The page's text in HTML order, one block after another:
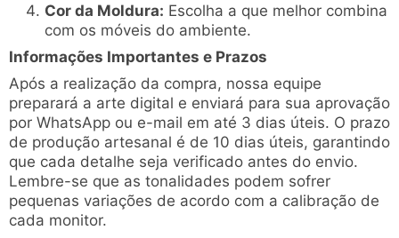
Cor da Moldura: Escolha a que melhor combina
com os móveis do ambiente.
Informações Importantes e Prazos
Após a realização da compra, nossa equipe
preparará a arte digital e enviará para sua aprovação
por WhatsApp ou e-mail em até 3 dias úteis. O prazo
de produção artesanal é de 10 dias úteis, garantindo
que cada detalhe seja verificado antes do envio.
Lembre-se que as tonalidades podem sofrer
pequenas variações de acordo com a calibração de
cada monitor.